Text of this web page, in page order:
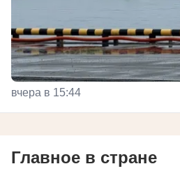
вчера в 15:44
Главное в стране